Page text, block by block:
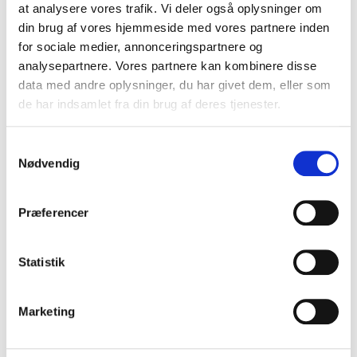
at analysere vores trafik. Vi deler også oplysninger om
din brug af vores hjemmeside med vores partnere inden
for sociale medier, annonceringspartnere og
analysepartnere. Vores partnere kan kombinere disse
data med andre oplysninger, du har givet dem, eller som
de har indsamlet fra din brug af deres tjenester.
Nødvendig
Præferencer
Statistik
Marketing